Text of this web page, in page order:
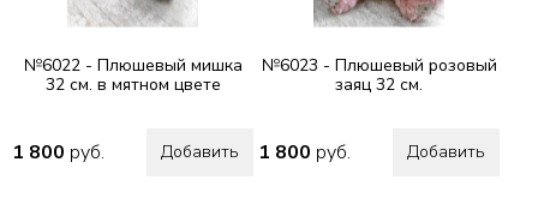
№6022 - Плюшевый мишка
32 см. в мятном цвете
1 800 руб. Добавить
№6023 - Плюшевый розовый
заяц 32 см.
1 800 руб. Добавить